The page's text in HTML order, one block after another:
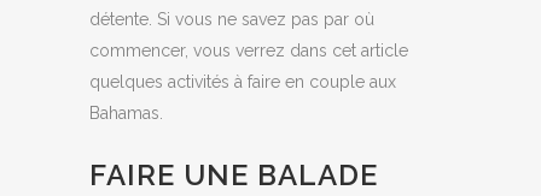
détente. Si vous ne savez pas par où
commencer, vous verrez dans cet article
quelques activités à faire en couple aux
Bahamas.
FAIRE UNE BALADE